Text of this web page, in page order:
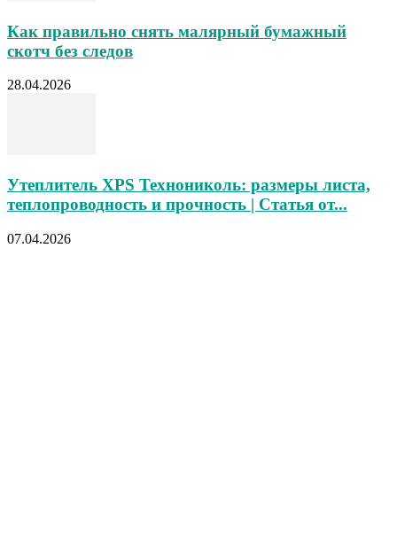
Как правильно снять малярный бумажный
скотч без следов
28.04.2026
Утеплитель XPS Технониколь: размеры листа,
теплопроводность и прочность | Статья от...
07.04.2026